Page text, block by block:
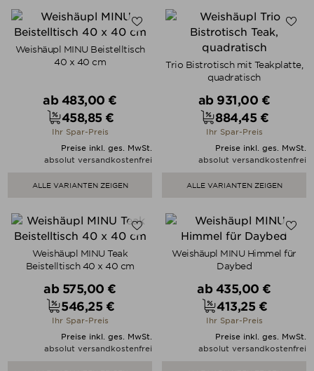
Weishäupl MINU Beistelltisch
40 x 40 cm
Verkaufspreis
ab 483,00 €
Preis
458,85 €
Ihr Spar-Preis
Preise inkl. ges. MwSt.
absolut versandkostenfrei
ALLE VARIANTEN ZEIGEN
Trio Bistrotisch mit Teakplatte,
quadratisch
Verkaufspreis
ab 931,00 €
Preis
884,45 €
Ihr Spar-Preis
Preise inkl. ges. MwSt.
absolut versandkostenfrei
ALLE VARIANTEN ZEIGEN
Weishäupl MINU Teak
Beistelltisch 40 x 40 cm
Verkaufspreis
ab 575,00 €
Preis
546,25 €
Ihr Spar-Preis
Preise inkl. ges. MwSt.
absolut versandkostenfrei
Weishäupl MINU Himmel für
Daybed
Verkaufspreis
ab 435,00 €
Preis
413,25 €
Ihr Spar-Preis
Preise inkl. ges. MwSt.
absolut versandkostenfrei